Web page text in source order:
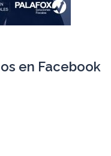
en Facebook